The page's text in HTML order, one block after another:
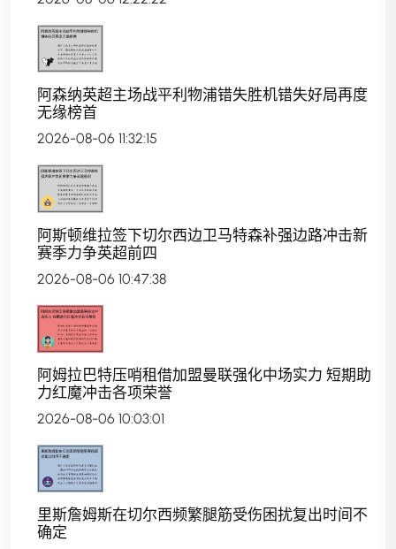
阿森纳英超主场战平利物浦错失胜机错失好局再度
无缘榜首
2026-08-06 11:32:15
阿斯顿维拉签下切尔西边卫马特森补强边路冲击新
赛季力争英超前四
2026-08-06 10:47:38
阿姆拉巴特压哨租借加盟曼联强化中场实力 短期助
力红魔冲击各项荣誉
2026-08-06 10:03:01
里斯詹姆斯在切尔西频繁腿筋受伤困扰复出时间不
确定